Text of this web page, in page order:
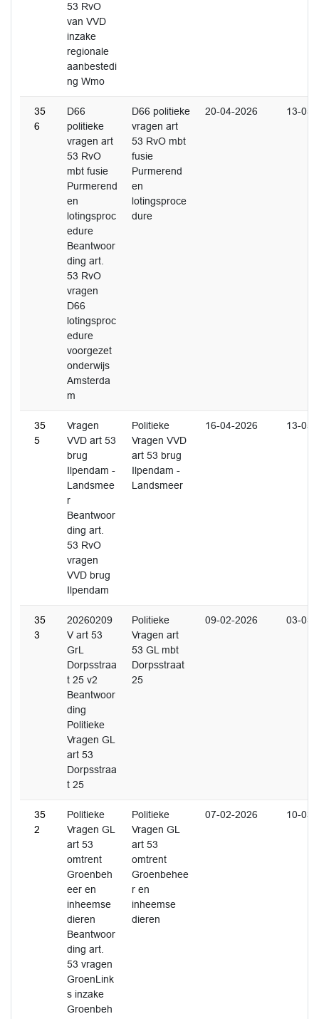
53 RvO
van VVD
inzake
regionale
aanbestedi
ng Wmo
35
6
D66
politieke
vragen art
53 RvO
mbt fusie
Purmerend
en
lotingsproc
edure
Beantwoor
ding art.
53 RvO
vragen
D66
lotingsproc
edure
voorgezet
onderwijs
Amsterda
m
D66 politieke
vragen art
53 RvO mbt
fusie
Purmerend
en
lotingsproce
dure
20-04-2026 13-05-
35
5
Vragen
VVD art 53
brug
Ilpendam -
Landsmee
r
Beantwoor
ding art.
53 RvO
vragen
VVD brug
Ilpendam
Politieke
Vragen VVD
art 53 brug
Ilpendam -
Landsmeer
16-04-2026 13-05-
35
3
20260209
V art 53
GrL
Dorpsstraa
t 25 v2
Beantwoor
ding
Politieke
Vragen GL
art 53
Dorpsstraa
t 25
Politieke
Vragen art
53 GL mbt
Dorpsstraat
25
09-02-2026 03-03-
35
2
Politieke
Vragen GL
art 53
omtrent
Groenbeh
eer en
inheemse
dieren
Beantwoor
ding art.
53 vragen
GroenLink
s inzake
Groenbeh
Politieke
Vragen GL
art 53
omtrent
Groenbehee
r en
inheemse
dieren
07-02-2026 10-03-